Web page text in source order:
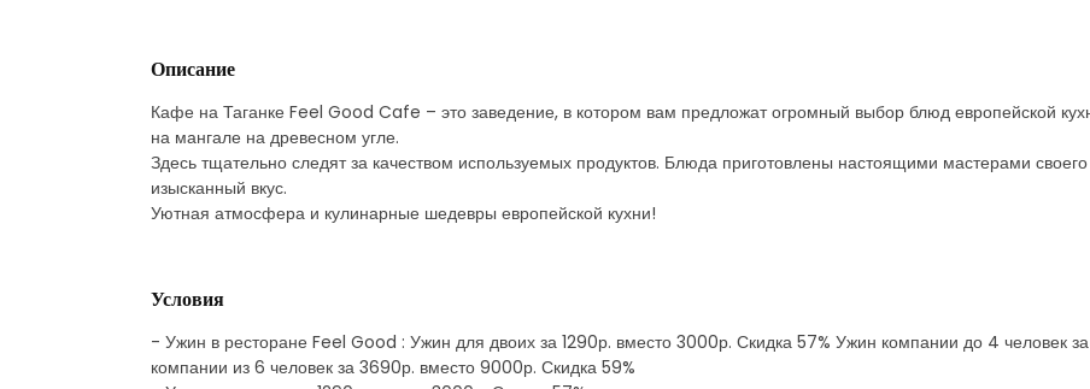
Описание
Кафе на Таганке Feel Good Cafe – это заведение, в котором вам предложат огромный выбор блюд европейской
на мангале на древесном угле.
Здесь тщательно следят за качеством используемых продуктов. Блюда приготовлены настоящими мастерами
изысканный вкус.
Уютная атмосфера и кулинарные шедевры европейской кухни!
Условия
- Ужин в ресторане Feel Good : Ужин для двоих за 1290р. вместо 3000р. Скидка 57% Ужин компании до 4 человек
компании из 6 человек за 3690р. вместо 9000р. Скидка 59%